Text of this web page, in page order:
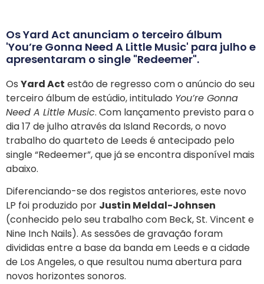
Os Yard Act anunciam o terceiro álbum
'You’re Gonna Need A Little Music' para julho e
apresentaram o single "Redeemer".
Os Yard Act estão de regresso com o anúncio do seu
terceiro álbum de estúdio, intitulado You’re Gonna
Need A Little Music. Com lançamento previsto para o
dia 17 de julho através da Island Records, o novo
trabalho do quarteto de Leeds é antecipado pelo
single “Redeemer”, que já se encontra disponível mais
abaixo.
Diferenciando-se dos registos anteriores, este novo
LP foi produzido por Justin Meldal-Johnsen
(conhecido pelo seu trabalho com Beck, St. Vincent e
Nine Inch Nails). As sessões de gravação foram
divididas entre a base da banda em Leeds e a cidade
de Los Angeles, o que resultou numa abertura para
novos horizontes sonoros.